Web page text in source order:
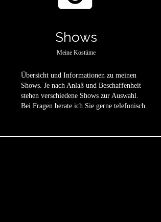
Shows
Meine Kostüme
Übersicht und Informationen zu meinen
Shows. Je nach Anlaß und Beschaffenheit
stehen verschiedene Shows zur Auswahl.
Bei Fragen berate ich Sie gerne telefonisch.